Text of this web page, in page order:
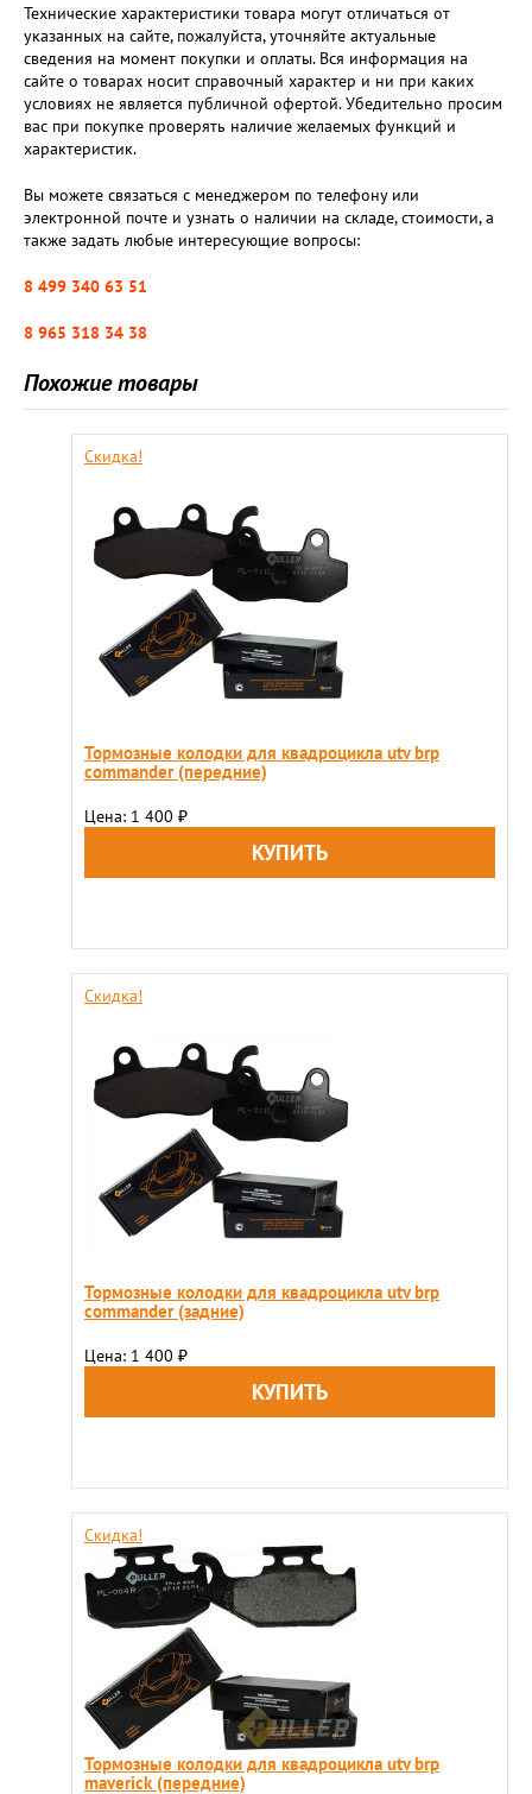
Технические характеристики товара могут отличаться от
указанных на сайте, пожалуйста, уточняйте актуальные
сведения на момент покупки и оплаты. Вся информация на
сайте о товарах носит справочный характер и ни при каких
условиях не является публичной офертой. Убедительно просим
вас при покупке проверять наличие желаемых функций и
характеристик.
Вы можете связаться с менеджером по телефону или
электронной почте и узнать о наличии на складе, стоимости, а
также задать любые интересующие вопросы:
8 499 340 63 51
8 965 318 34 38
Похожие товары
Скидка!
Тормозные колодки для квадроцикла utv brp
commander (передние)
Цена: 1 400 ₽
Скидка!
Тормозные колодки для квадроцикла utv brp
commander (задние)
Цена: 1 400 ₽
Скидка!
Тормозные колодки для квадроцикла utv brp
maveriсk (передние)